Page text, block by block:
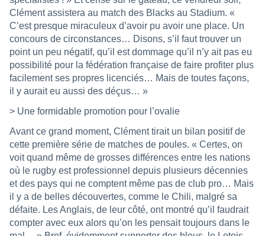
Clément assistera au match des Blacks au Stadium. «
C’est presque miraculeux d’avoir pu avoir une place. Un
concours de circonstances… Disons, s’il faut trouver un
point un peu négatif, qu’il est dommage qu’il n’y ait pas eu
possibilité pour la fédération française de faire profiter plus
facilement ses propres licenciés… Mais de toutes façons,
il y aurait eu aussi des déçus… »
> Une formidable promotion pour l’ovalie
Avant ce grand moment, Clément tirait un bilan positif de
cette première série de matches de poules. « Certes, on
voit quand même de grosses différences entre les nations
où le rugby est professionnel depuis plusieurs décennies
et des pays qui ne comptent même pas de club pro… Mais
il y a de belles découvertes, comme le Chili, malgré sa
défaite. Les Anglais, de leur côté, ont montré qu’il faudrait
compter avec eux alors qu’on les pensait toujours dans le